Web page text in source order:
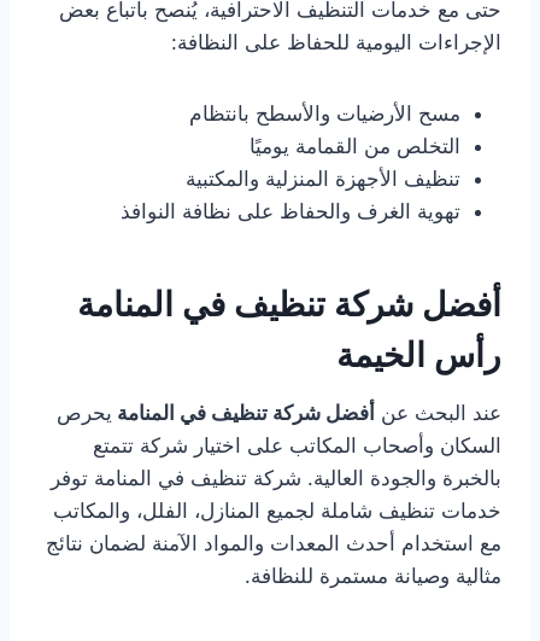
حتى مع خدمات التنظيف الاحترافية، يُنصح باتباع بعض
الإجراءات اليومية للحفاظ على النظافة:
مسح الأرضيات والأسطح بانتظام
التخلص من القمامة يوميًا
تنظيف الأجهزة المنزلية والمكتبية
تهوية الغرف والحفاظ على نظافة النوافذ
أفضل شركة تنظيف في المنامة
رأس الخيمة
عند البحث عن أفضل شركة تنظيف في المنامة يحرص
السكان وأصحاب المكاتب على اختيار شركة تتمتع
بالخبرة والجودة العالية. شركة تنظيف في المنامة توفر
خدمات تنظيف شاملة لجميع المنازل، الفلل، والمكاتب
مع استخدام أحدث المعدات والمواد الآمنة لضمان نتائج
مثالية وصيانة مستمرة للنظافة.